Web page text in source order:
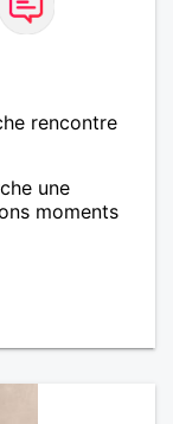
rencontre
une
moments